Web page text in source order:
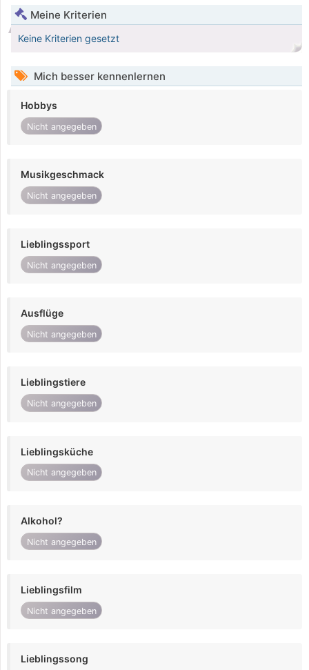
Meine Kriterien
Keine Kriterien gesetzt
Mich besser kennenlernen
Hobbys
Nicht angegeben
Musikgeschmack
Nicht angegeben
Lieblingssport
Nicht angegeben
Ausflüge
Nicht angegeben
Lieblingstiere
Nicht angegeben
Lieblingsküche
Nicht angegeben
Alkohol?
Nicht angegeben
Lieblingsfilm
Nicht angegeben
Lieblingssong